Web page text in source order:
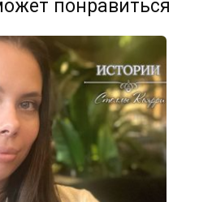
понравиться